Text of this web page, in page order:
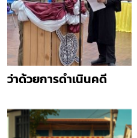
ว่าด้วยการดำเนินคดี